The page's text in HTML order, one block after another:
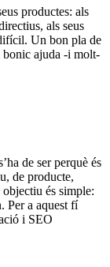
productes: als
als seus
Un bon pla de
bonic ajuda -i molt-
de ser perquè és
de producte,
és simple:
Per a aquest fí
i SEO